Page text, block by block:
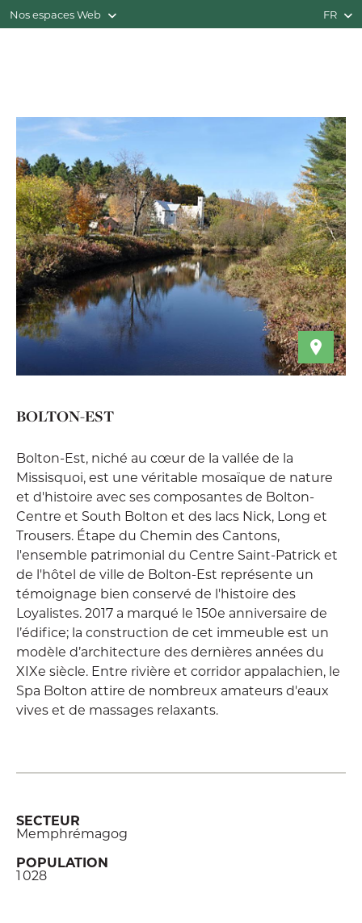
Nos espaces Web FR
BOLTON-EST
Bolton-Est, niché au cœur de la vallée de la
Missisquoi, est une véritable mosaïque de nature
et d'histoire avec ses composantes de Bolton-
Centre et South Bolton et des lacs Nick, Long et
Trousers. Étape du Chemin des Cantons,
l'ensemble patrimonial du Centre Saint-Patrick et
de l'hôtel de ville de Bolton-Est représente un
témoignage bien conservé de l'histoire des
Loyalistes. 2017 a marqué le 150e anniversaire de
l’édifice; la construction de cet immeuble est un
modèle d’architecture des dernières années du
XIXe siècle. Entre rivière et corridor appalachien, le
Spa Bolton attire de nombreux amateurs d'eaux
vives et de massages relaxants.
SECTEUR
Memphrémagog
POPULATION
1 028